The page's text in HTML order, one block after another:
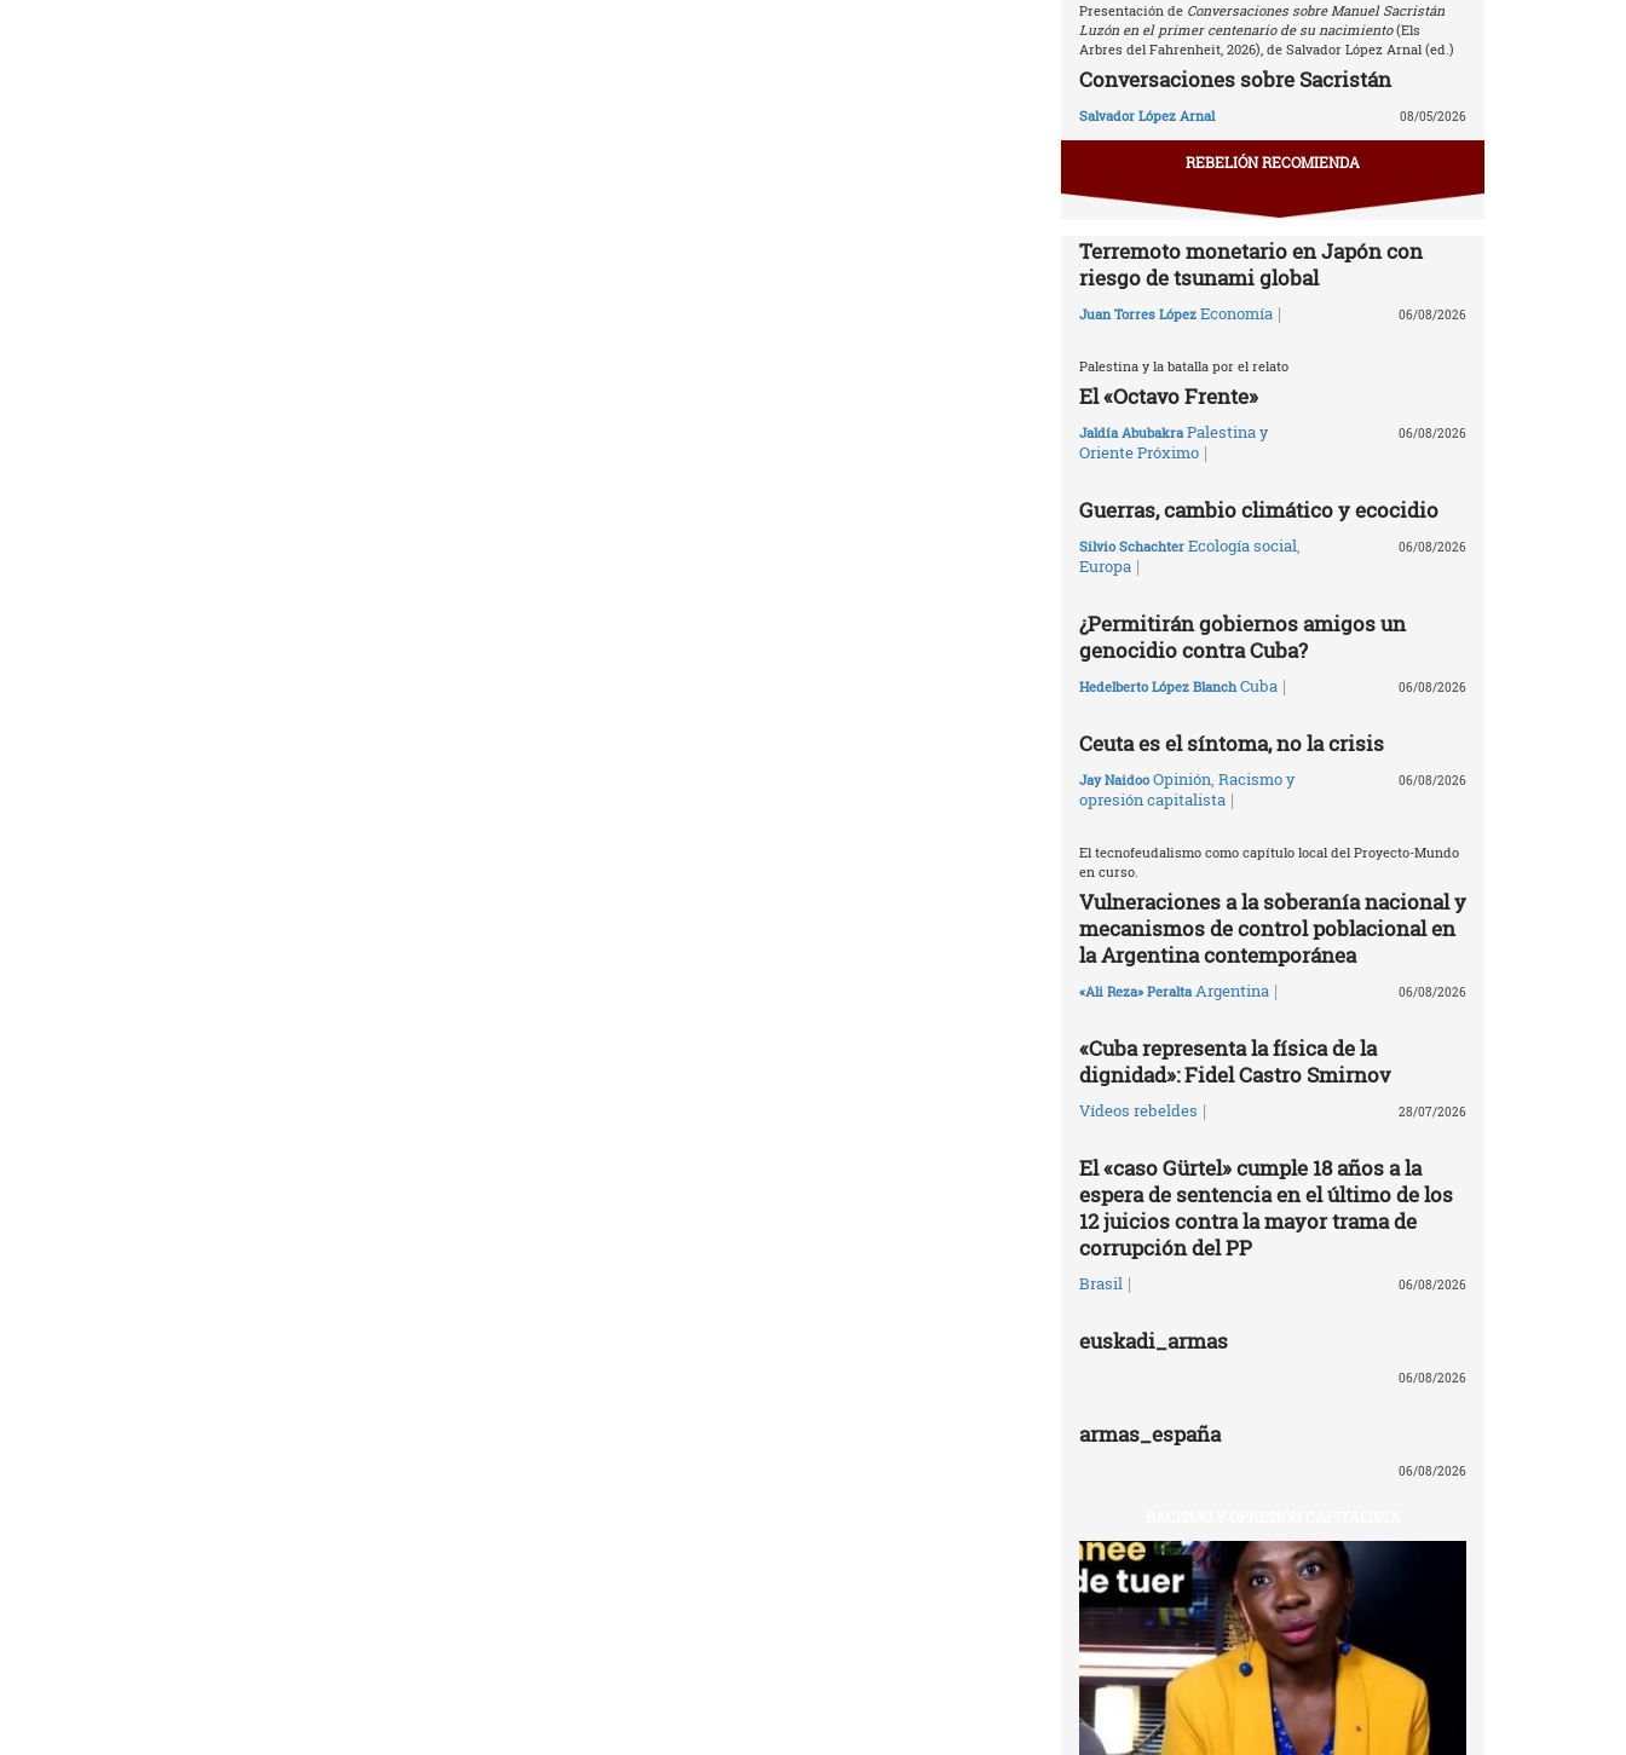
Presentación de Conversaciones sobre Manuel Sacristán
Luzón en el primer centenario de su nacimiento(Els
Arbres del Fahrenheit, 2026), de Salvador López Arnal (ed.)
Conversaciones sobre Sacristán
Salvador López Arnal 08/05/2026
REBELIÓN RECOMIENDA
Terremoto monetario en Japón con
riesgo de tsunami global
Juan Torres López Economía | 06/08/2026
Palestina y la batalla por el relato
El «Octavo Frente»
Jaldía Abubakra Palestina y
Oriente Próximo |
06/08/2026
Guerras, cambio climático y ecocidio
Silvio Schachter Ecología social
Europa |
06/08/2026
¿Permitirán gobiernos amigos un
genocidio contra Cuba?
Hedelberto López Blanch Cuba | 06/08/2026
Ceuta es el síntoma, no la crisis
Jay Naidoo Opinión Racismo y
opresión capitalista |
06/08/2026
El tecnofeudalismo como capítulo local del Proyecto-Mundo
en curso.
Vulneraciones a la soberanía nacional y
mecanismos de control poblacional en
la Argentina contemporánea
«Ali Reza» Peralta Argentina | 06/08/2026
«Cuba representa la física de la
dignidad»: Fidel Castro Smirnov
Vídeos rebeldes | 28/07/2026
El «caso Gürtel» cumple 18 años a la
espera de sentencia en el último de los
12 juicios contra la mayor trama de
corrupción del PP
Brasil | 06/08/2026
euskadi_armas
06/08/2026
armas_españa
06/08/2026